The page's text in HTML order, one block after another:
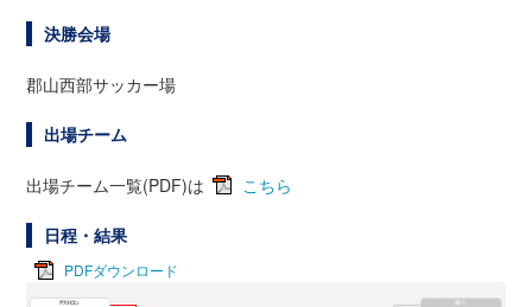
決勝会場
郡山西部サッカー場
出場チーム
出場チーム一覧(PDF)は こちら
日程・結果
PDFダウンロード